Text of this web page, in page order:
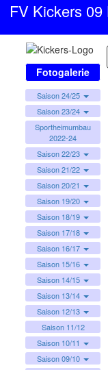
FV Kickers
Fotogalerie
Saison 24/25
Saison 23/24
Sportheimumbau
2022-24
Saison 22/23
Saison 21/22
Saison 20/21
Saison 19/20
Saison 18/19
Saison 17/18
Saison 16/17
Saison 15/16
Saison 14/15
Saison 13/14
Saison 12/13
Saison 11/12
Saison 10/11
Saison 09/10